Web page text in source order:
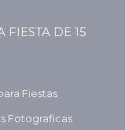
FIESTA DE 15
Fiestas
Fotograficas